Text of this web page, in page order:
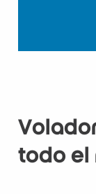
todo el